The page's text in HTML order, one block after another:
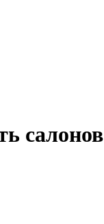
салонов